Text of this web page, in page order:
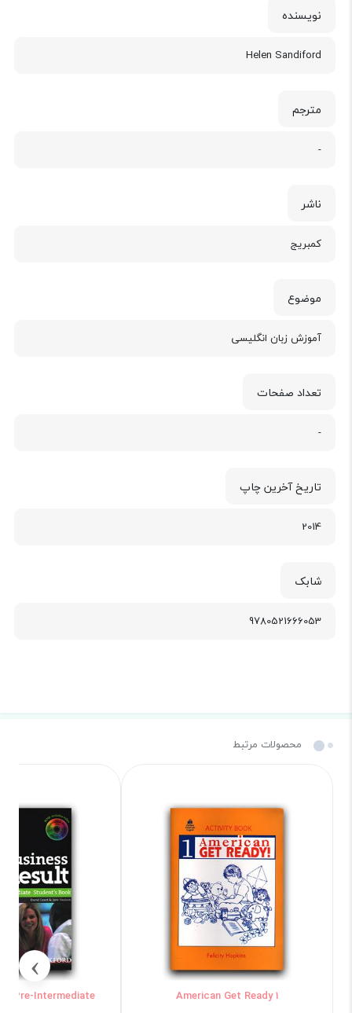
نویسنده
Helen Sandiford
مترجم
-
ناشر
کمبریج
موضوع
آموزش زبان انگلیسی
تعداد صفحات
-
تاریخ آخرین چاپ
2014
شابک
9780521666053
محصولات مرتبط
American Get Ready 1
Pre-Intermediate
›